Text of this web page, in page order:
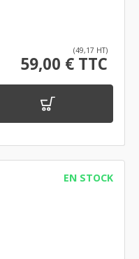
(49,17 HT)
59,00 € TTC
EN STOCK